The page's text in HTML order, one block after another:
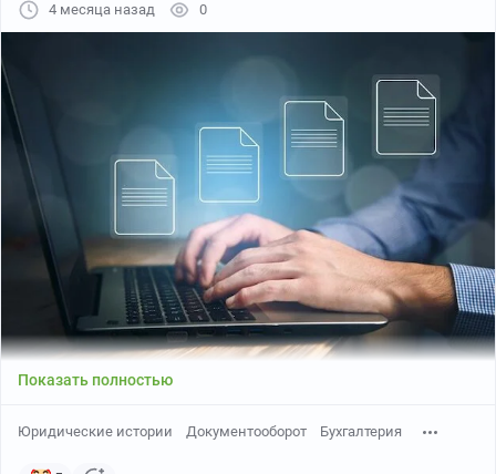
4 месяца назад 0
Показать полностью
Юридические истории Документооборот Бухгалтерия